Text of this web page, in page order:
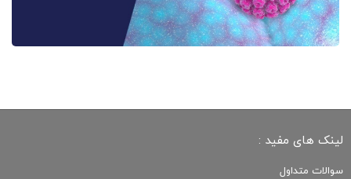
لینک های مفید :
سوالات متداول